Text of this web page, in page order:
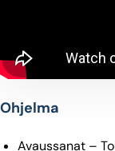
Ohjelma
Avaussanat –